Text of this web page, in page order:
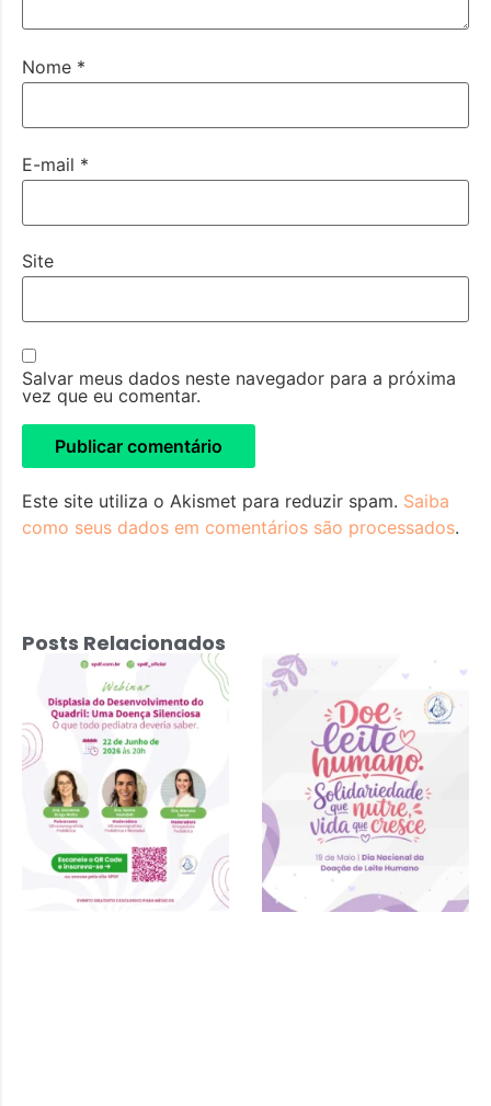
Nome *
E-mail *
Site
Salvar meus dados neste navegador para a próxima
vez que eu comentar.
Este site utiliza o Akismet para reduzir spam. Saiba
como seus dados em comentários são processados.
Posts Relacionados
Displasia do
Desenvolvimento
do Quadril: Uma
Silenciosa – 22
de junho 2026 às